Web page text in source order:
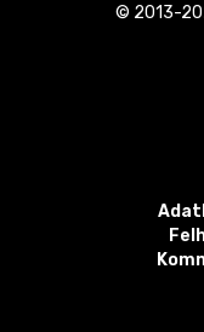
© 2013-